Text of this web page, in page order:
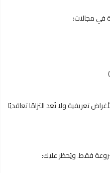
تعريفية ولا تُعد التزامًا تعاقديًا
فقط. ويُحظر عليك: